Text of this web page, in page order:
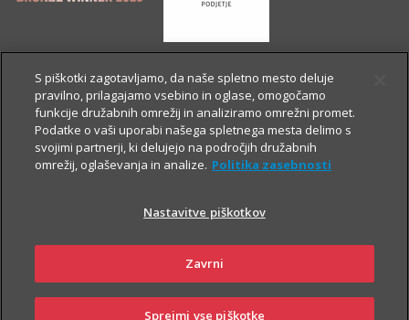
OSTALE STRANI
S piškotki zagotavljamo, da naše spletno mesto deluje
pravilno, prilagajamo vsebino in oglase, omogočamo
funkcije družabnih omrežij in analiziramo omrežni promet.
Podatke o vaši uporabi našega spletnega mesta delimo s
svojimi partnerji, ki delujejo na področjih družabnih
omrežij, oglaševanja in analize. Politika zasebnosti
Nastavitve piškotkov
Zavrni
Sprejmi vse piškotke